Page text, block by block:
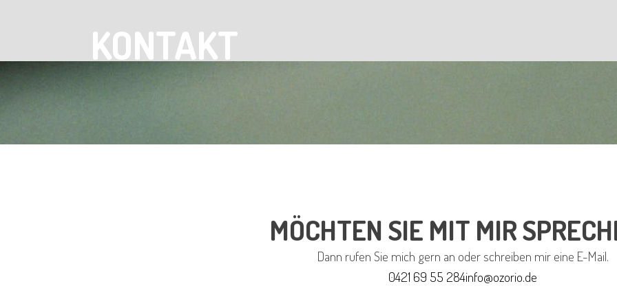
KONTAKT
MÖCHTEN SIE MIT MIR
Dann rufen Sie mich gern an oder schreiben mir eine E-Mail.
0421 69 55 284info@ozorio.de